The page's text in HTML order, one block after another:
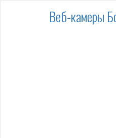
Веб-камеры